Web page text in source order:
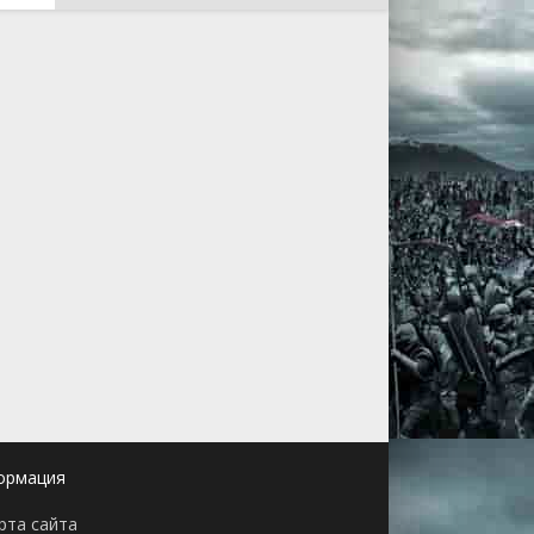
сайта